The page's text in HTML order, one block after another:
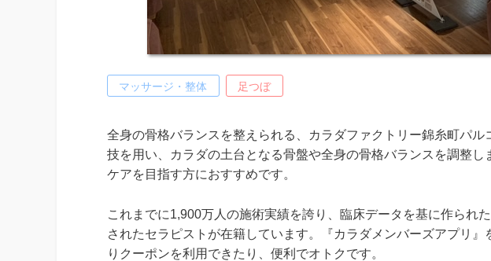
マッサージ・整体 足つぼ
全身の骨格バランスを整えられる、カラダファクトリー錦糸町パ
技を用い、カラダの土台となる骨盤や全身の骨格バランスを調整
ケアを目指す方におすすめです。
これまでに1,900万人の施術実績を誇り、臨床データを基に作られ
されたセラピストが在籍しています。『カラダメンバーズアプリ
りクーポンを利用できたり、便利でオトクです。